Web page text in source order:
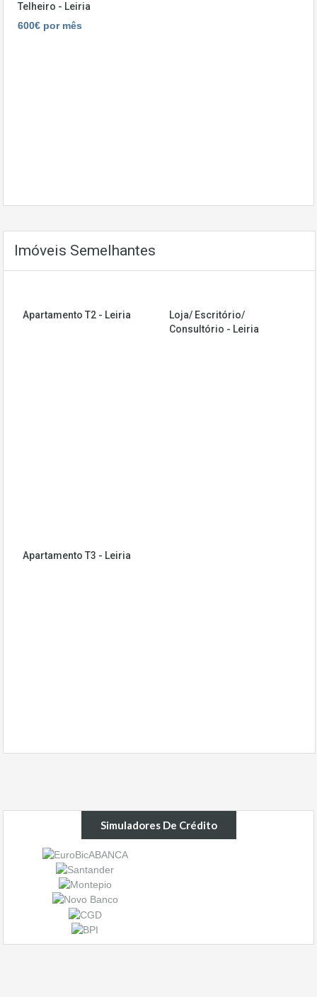
Telheiro - Leiria
600€ por mês
Imóveis Semelhantes
Apartamento T2 - Leiria
Loja/ Escritório/
Consultório - Leiria
Apartamento T3 - Leiria
Simuladores De Crédito